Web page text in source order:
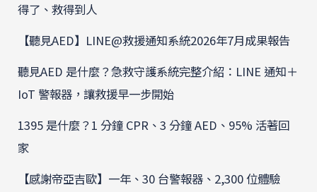
得了、救得到人
【聽見AED】LINE@救援通知系統2026年7月成果報告
聽見AED 是什麼？急救守護系統完整介紹：LINE 通知＋
IoT 警報器，讓救援早一步開始
1395 是什麼？1 分鐘 CPR、3 分鐘 AED、95% 活著回
家
【感謝帝亞吉歐】一年、30 台警報器、2,300 位體驗